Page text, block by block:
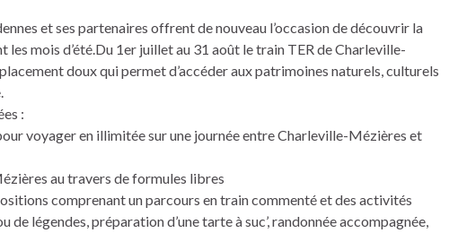
et ses partenaires offrent de nouveau l’occasion de découvrir la
les mois d’été.Du 1er juillet au 31 août le train TER de Charleville-
doux qui permet d’accéder aux patrimoines naturels, culturels
:
voyager en illimitée sur une journée entre Charleville-Mézières et
au travers de formules libres
comprenant un parcours en train commenté et des activités
légendes, préparation d’une tarte à suc’, randonnée accompagnée,